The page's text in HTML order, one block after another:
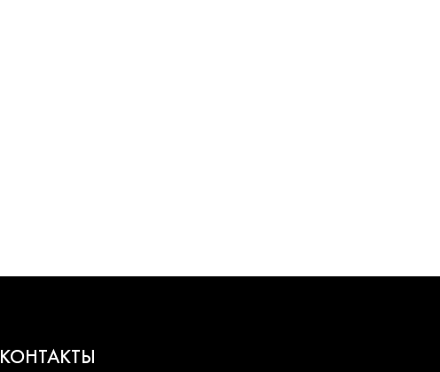
КОНТАКТЫ